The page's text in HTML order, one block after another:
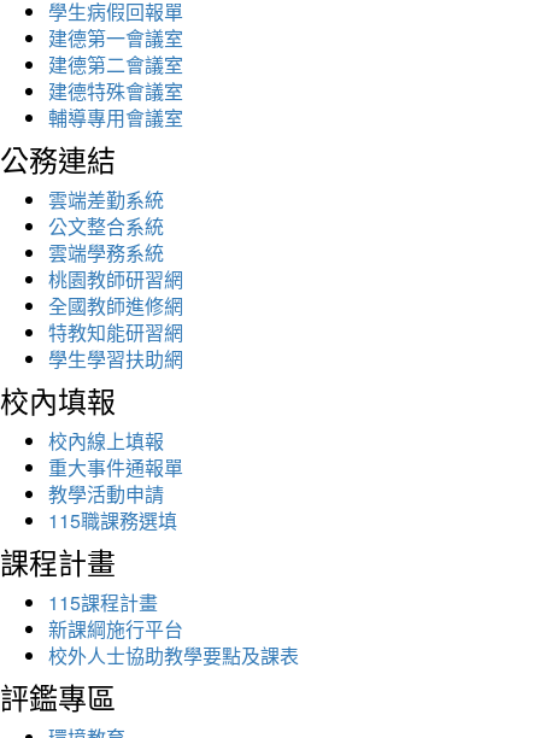
學生病假回報單
建德第一會議室
建德第二會議室
建德特殊會議室
輔導專用會議室
公務連結
雲端差勤系統
公文整合系統
雲端學務系統
桃園教師研習網
全國教師進修網
特教知能研習網
學生學習扶助網
校內填報
校內線上填報
重大事件通報單
教學活動申請
115職課務選填
課程計畫
115課程計畫
新課綱施行平台
校外人士協助教學要點及課表
評鑑專區